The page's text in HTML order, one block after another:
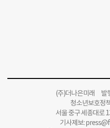
(주)더나은미래 발
청소년보호정
서울 중구 세종대로
기사제보: